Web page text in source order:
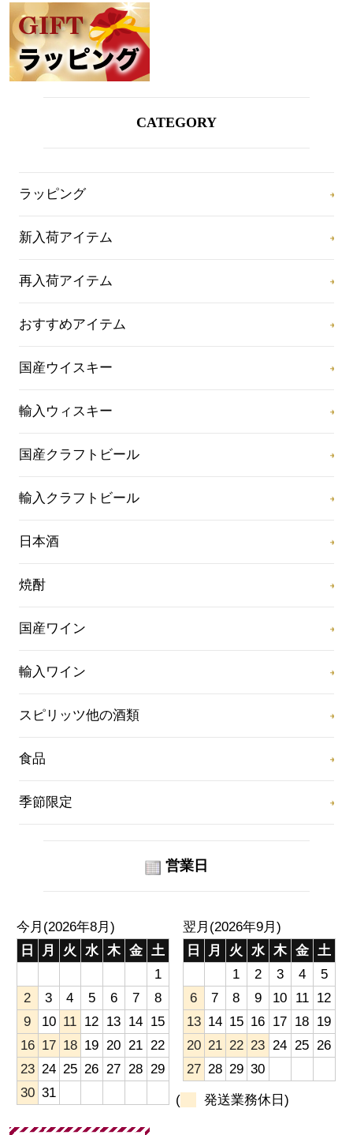
CATEGORY
ラッピング
新入荷アイテム
再入荷アイテム
おすすめアイテム
国産ウイスキー
輸入ウィスキー
国産クラフトビール
輸入クラフトビール
日本酒
焼酎
国産ワイン
輸入ワイン
スピリッツ他の酒類
食品
季節限定
営業日
今月(2026年8月)
日
月 火 水 木 金 土
1
2
3 4 5 6 7
8
9
10 11 12 13 14 15
16 17 18 19 20 21 22
23 24 25 26 27 28 29
30 31
翌月(2026年9月)
日
月 火 水 木 金
土
1
2 3 4
5
6
7 8 9 10 11
12
13 14 15 16 17 18 19
20 21 22 23 24 25 26
27 28 29 30
( 発送業務休日)